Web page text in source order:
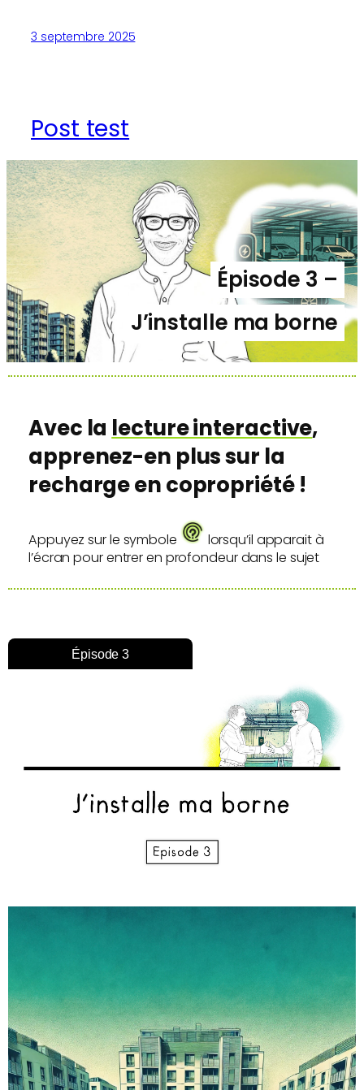
3 septembre 2025
Post test
Épisode 3 –
J’installe ma borne
Avec la lecture interactive,
apprenez-en plus sur la
recharge en copropriété !
Appuyez sur le symbole
lorsqu’il apparait à
l’écran pour entrer en profondeur dans le sujet
Épisode 3